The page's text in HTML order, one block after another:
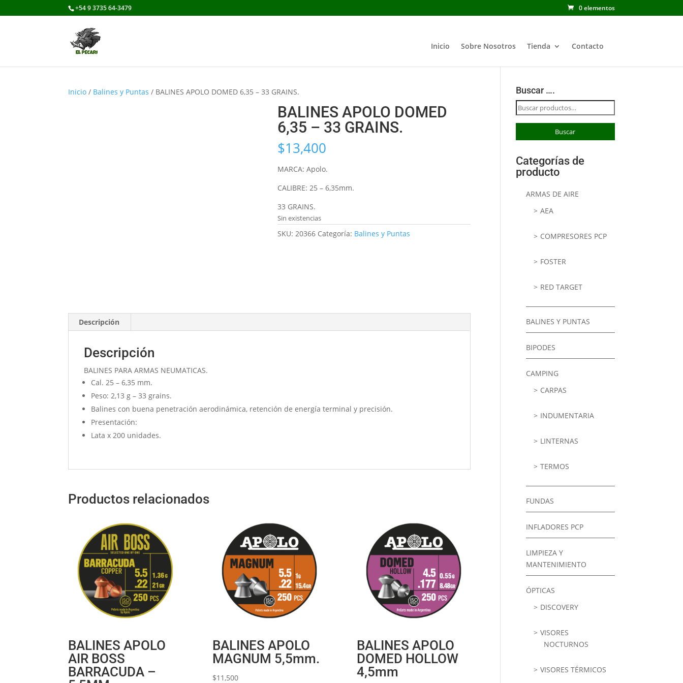
+54 9 3735 64-3479 0 elementos
Inicio Sobre Nosotros Tienda Contacto
Inicio / Balines y Puntas / BALINES APOLO DOMED 6,35 – 33 GRAINS.
BALINES APOLO DOMED
6,35 – 33 GRAINS.
$13,400
MARCA: Apolo.
CALIBRE: 25 – 6,35mm.
33 GRAINS.
Sin existencias
SKU:20366 Categoría: Balines y Puntas
Descripción
Descripción
BALINES PARA ARMAS NEUMATICAS.
Cal. 25 – 6,35 mm.
Peso: 2,13 g – 33 grains.
Balines con buena penetración aerodinámica, retención de energía terminal y precisión.
Presentación:
Lata x 200 unidades.
Productos relacionados
BALINES APOLO
AIR BOSS
BARRACUDA –
BALINES APOLO
MAGNUM 5,5mm.
$11,500
BALINES APOLO
DOMED HOLLOW
4,5mm
Buscar ….
Buscar
por:
Buscar
Categorías de
producto
ARMAS DE AIRE
AEA
COMPRESORES PCP
FOSTER
RED TARGET
BALINES Y PUNTAS
BIPODES
CAMPING
CARPAS
INDUMENTARIA
LINTERNAS
TERMOS
FUNDAS
INFLADORES PCP
LIMPIEZA Y
MANTENIMIENTO
ÓPTICAS
DISCOVERY
VISORES
NOCTURNOS
VISORES TÉRMICOS